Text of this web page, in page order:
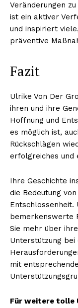
Veränderungen
ist ein aktiver
und inspiriert
präventive
Fazit
Ulrike Von Der
ihren und ihre
Hoffnung und
es möglich ist,
Rückschlägen
erfolgreiches und
Ihre Geschichte
die Bedeutung
bemerkenswerte
Sie mehr über
Unterstützung bei
mit
Für weitere tolle